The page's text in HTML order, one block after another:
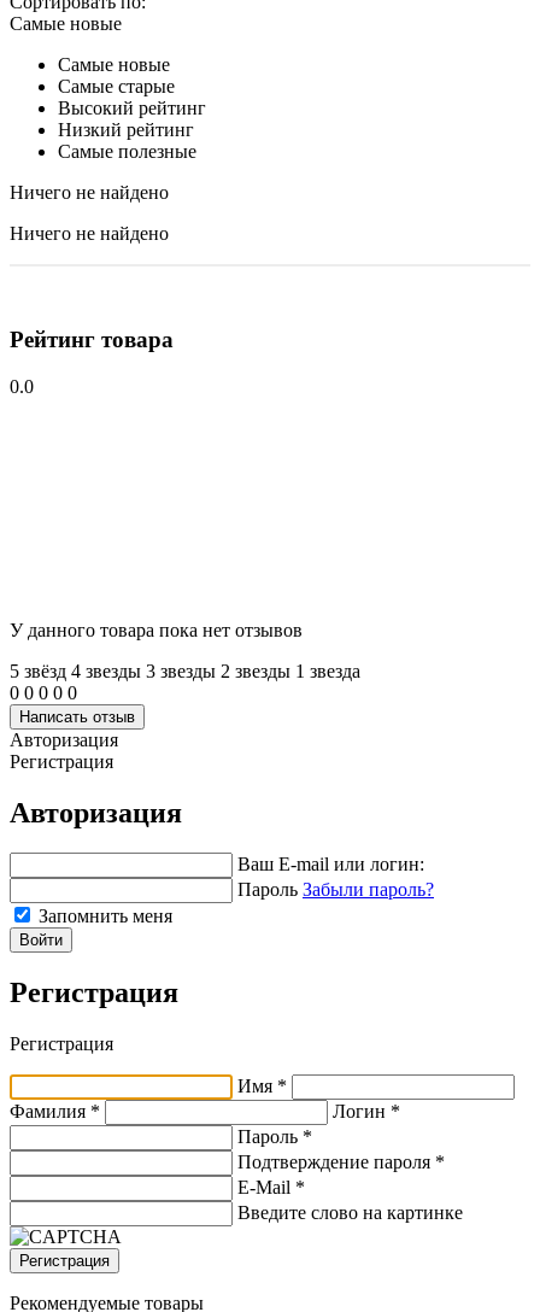
Самые новые
Самые новые
Самые старые
Высокий рейтинг
Низкий рейтинг
Самые полезные
Ничего не найдено
Ничего не найдено
Рейтинг товара
0.0
У данного товара пока нет отзывов
5 звёзд 4 звeзды 3 звeзды 2 звeзды 1 звeзда
0 0 0 0 0
Написать отзыв
Авторизация
Регистрация
Авторизация
Ваш E-mail или логин:
Пароль Забыли пароль?
Запомнить меня
Войти
Регистрация
Регистрация
Имя *
Фамилия *
Логин *
Пароль *
Подтверждение пароля *
E-Mail *
Введите слово на картинке
Регистрация
Рекомендуемые товары